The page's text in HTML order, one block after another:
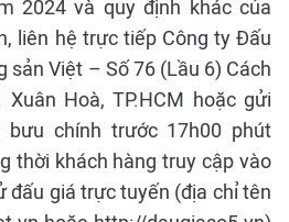
2024 và quy định khác của
liên hệ trực tiếp Công ty Đấu
sản Việt – Số 76 (Lầu 6) Cách
Xuân Hoà, TP.HCM hoặc gửi
chính trước 17h00 phút
thời khách hàng truy cập vào
đấu giá trực tuyến (địa chỉ tên